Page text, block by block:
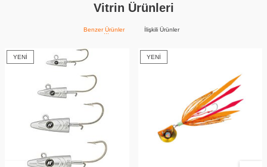
Vitrin Ürünleri
Benzer Ürünler İlişkili Ürünler
YENI YENI